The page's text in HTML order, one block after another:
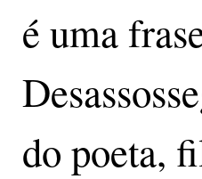
é uma
do poeta,